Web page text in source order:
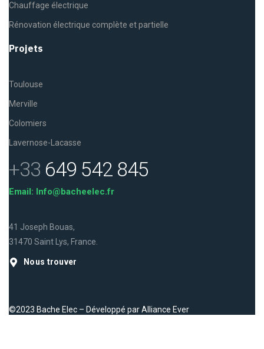
Chauffage électrique
Rénovation électrique complète et partielle
Projets
Toulouse
Merville
Colomiers
Lavernose-Lacasse
+33 649 542 845
Email: Info@bacheelec.fr
41 Joseph Bouas,
31470 Saint Lys, France.
Nous trouver
©2023 Bache Elec – Développé parAlliance Ever